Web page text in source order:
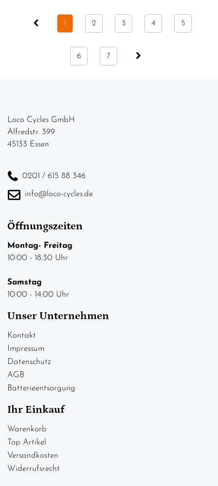
1 2 3 4 5
6 7
Loco Cycles GmbH
Alfredstr. 399
45133 Essen
0201 / 615 88 346
info@loco-cycles.de
Öffnungszeiten
Montag- Freitag
10:00 - 18:30 Uhr
Samstag
10:00 - 14:00 Uhr
Unser Unternehmen
Kontakt
Impressum
Datenschutz
AGB
Batterieentsorgung
Ihr Einkauf
Warenkorb
Top Artikel
Versandkosten
Widerrufsrecht